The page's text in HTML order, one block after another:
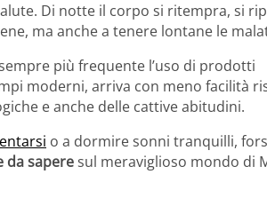
Di notte il corpo si ritempra, si
ma anche a tenere lontane le
più frequente l’uso di prodotti
moderni, arriva con meno facilità
e anche delle cattive abitudini.
o a dormire sonni tranquilli,
da saperesul meraviglioso mondo di